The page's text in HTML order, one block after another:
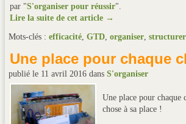
par "S'organiser pour réussir".
Lire la suite de cet article →
Mots-clés : efficacité, GTD, organiser, structurer
Une place pour chaque
publié le 11 avril 2016 dans S'organiser
Une place pour chaque
chose à sa place !